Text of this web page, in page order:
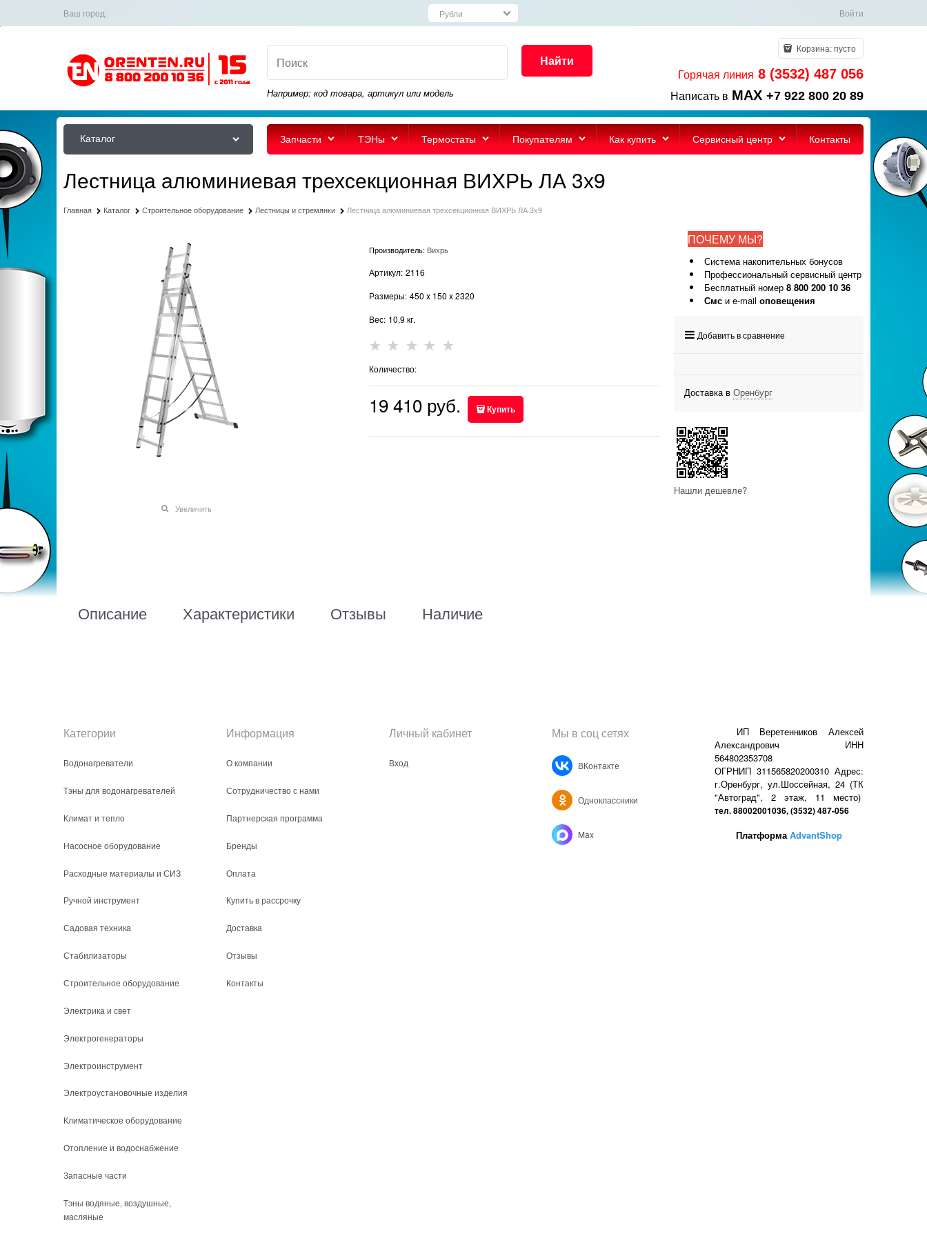
Ваш город: Войти
Найти
Например: код товара, артикул или модель
Корзина:пусто
Горячая линия 8 (3532) 487 056
Написать в MAX +7 922 800 20 89
Каталог Запчасти ТЭНы Термостаты Покупателям Как купить Сервисный центр Контакты
Лестница алюминиевая трехсекционная ВИХРЬ ЛА 3х9
Главная Каталог Строительное оборудование Лестницы и стремянки Лестница алюминиевая трехсекционная ВИХРЬ ЛА 3х9
Увеличить
Производитель: Вихрь
Артикул: 2116
Размеры: 450 x 150 x2320
Вес: 10,9 кг.
Количество:
19 410 руб. Купить
Описание Характеристики Отзывы Наличие
ПОЧЕМУ МЫ?
Система накопительных бонусов
Профессиональный сервисный центр
Бесплатный номер 8 800 200 10 36
Смс и e-mail оповещения
Добавить в сравнение
Доставка в Оренбург
Нашли дешевле?
Категории
Водонагреватели
Тэны для водонагревателей
Климат и тепло
Насосное оборудование
Расходные материалы и СИЗ
Ручной инструмент
Садовая техника
Стабилизаторы
Строительное оборудование
Электрика и свет
Электрогенераторы
Электроинструмент
Электроустановочные изделия
Климатическое оборудование
Отопление и водоснабжение
Запасные части
Тэны водяные, воздушные,
масляные
Информация
О компании
Сотрудничество с нами
Партнерская программа
Бренды
Оплата
Купить в рассрочку
Доставка
Отзывы
Контакты
Личный кабинет
Вход
Мы в соц сетях
ВКонтакте
Одноклассники
Max
ИП Веретенников Алексей
Александрович ИНН
564802353708
ОГРНИП 311565820200310 Адрес:
г.Оренбург, ул.Шоссейная, 24 (ТК
"Автоград", 2 этаж, 11 место)
тел. 88002001036, (3532) 487-056
ПлатформаAdvantShop